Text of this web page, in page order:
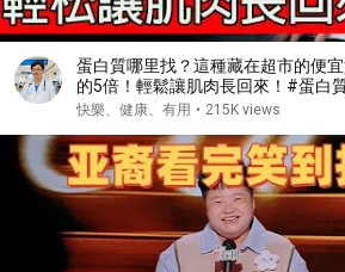
蛋白質哪里找？這種藏在超市的便
的5倍！輕鬆讓肌肉長回來！#蛋白
失 #肌少症
快樂、健康、有用 • 215K views